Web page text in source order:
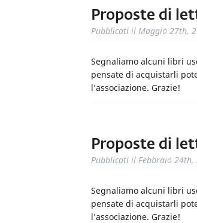
Proposte di
Pubblicati il Maggio 27th,
Segnaliamo alcuni libri
pensate di acquistarli
l’associazione. Grazie!
Proposte di
Pubblicati il Febbraio 24th,
Segnaliamo alcuni libri
pensate di acquistarli
l’associazione. Grazie!